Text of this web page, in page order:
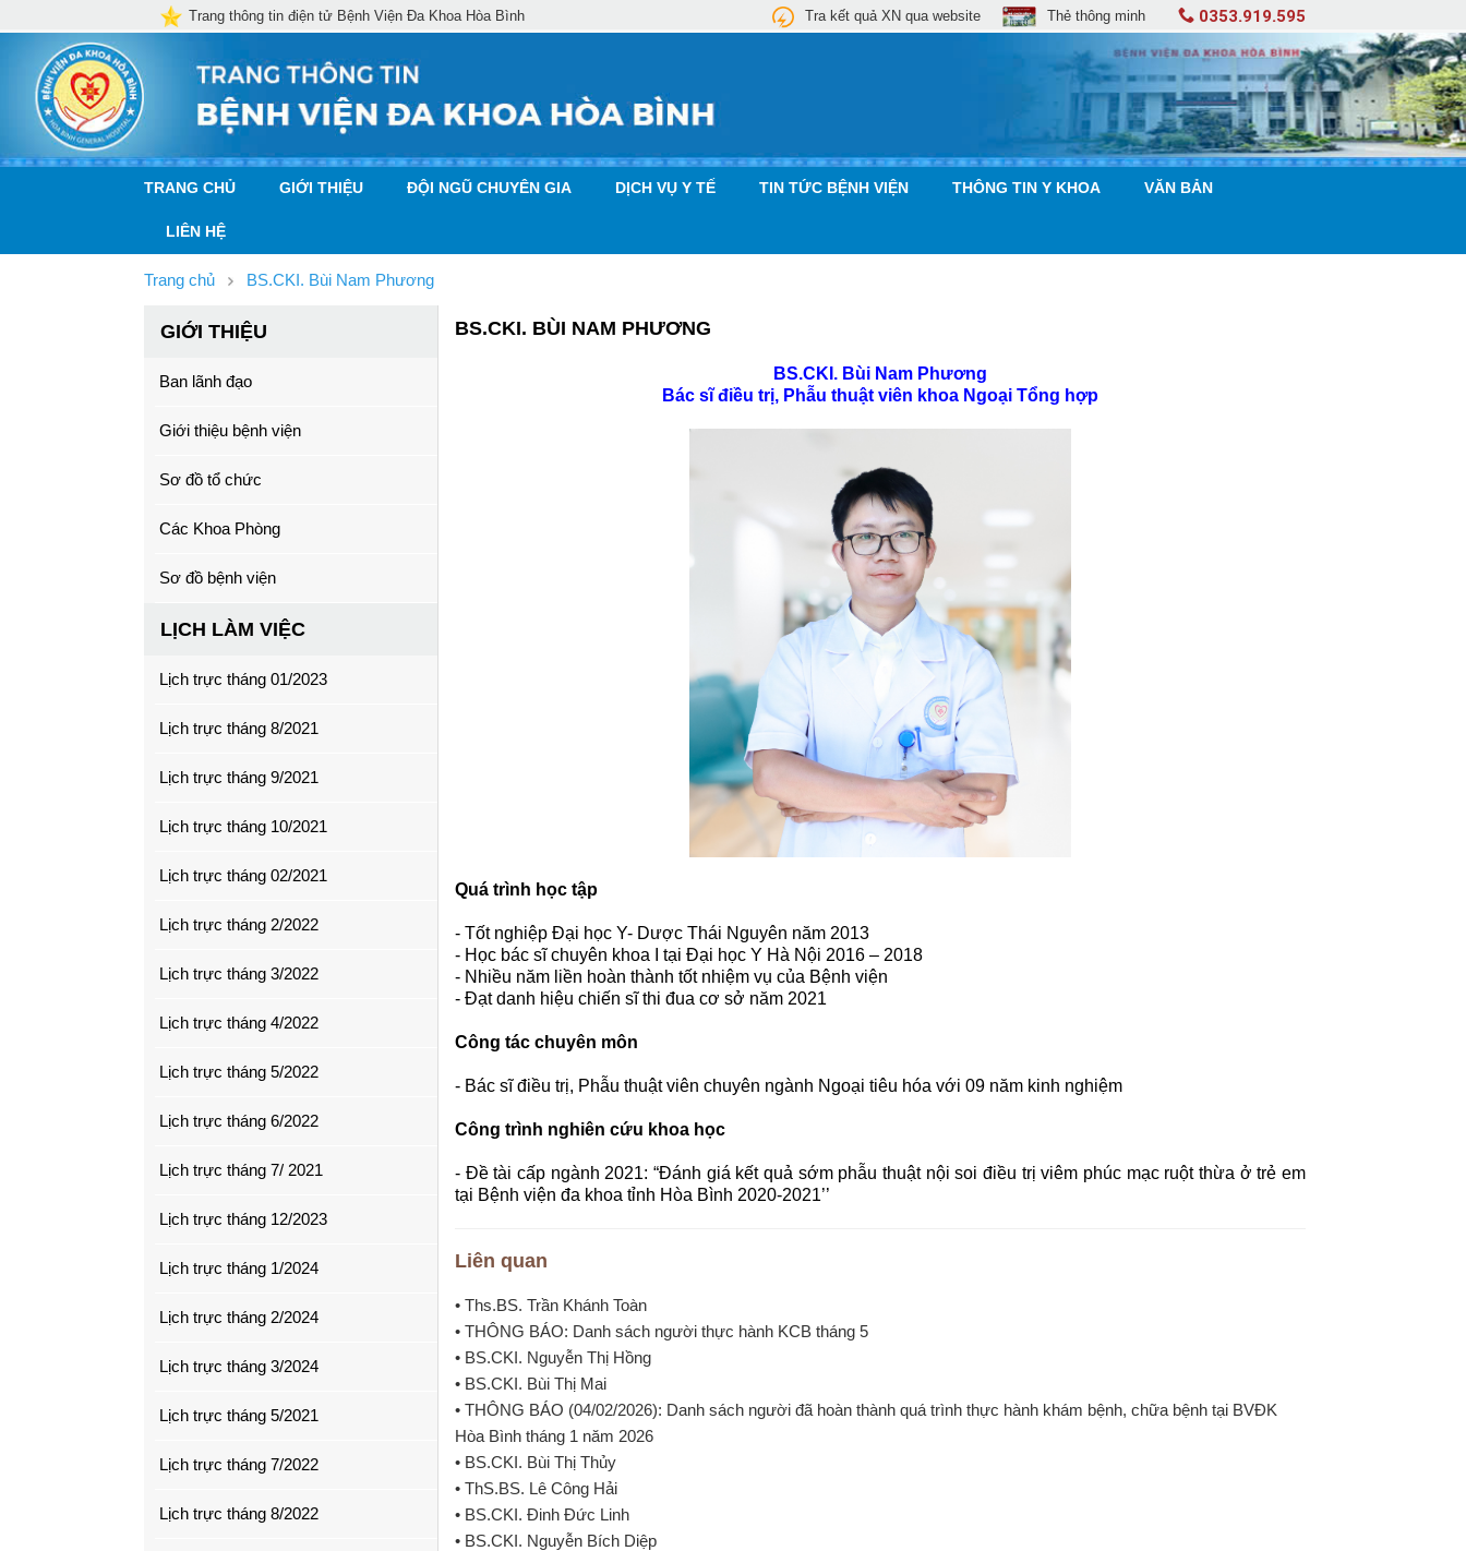
Trang thông tin điện tử Bệnh Viện Đa Khoa Hòa Bình 0353.919.595
Tra kết quả XN qua website Thẻ thông minh
TRANG CHỦ GIỚI THIỆU ĐỘI NGŨ CHUYÊN GIA DỊCH VỤ Y TẾ TIN TỨC BỆNH VIỆN THÔNG TIN Y KHOA VĂN BẢN
LIÊN HỆ
Trang chủ BS.CKI. Bùi Nam Phương
GIỚI THIỆU
Ban lãnh đạo
Giới thiệu bệnh viện
Sơ đồ tổ chức
Các Khoa Phòng
Sơ đồ bệnh viện
LỊCH LÀM VIỆC
Lịch trực tháng 01/2023
Lịch trực tháng 8/2021
Lịch trực tháng 9/2021
Lịch trực tháng 10/2021
Lịch trực tháng 02/2021
Lịch trực tháng 2/2022
Lịch trực tháng 3/2022
Lịch trực tháng 4/2022
Lịch trực tháng 5/2022
Lịch trực tháng 6/2022
Lịch trực tháng 7/ 2021
Lịch trực tháng 12/2023
Lịch trực tháng 1/2024
Lịch trực tháng 2/2024
Lịch trực tháng 3/2024
Lịch trực tháng 5/2021
Lịch trực tháng 7/2022
Lịch trực tháng 8/2022
BS.CKI. BÙI NAM PHƯƠNG
BS.CKI. Bùi Nam Phương
Bác sĩ điều trị, Phẫu thuật viên khoa Ngoại Tổng hợp
Quá trình học tập
- Tốt nghiệp Đại học Y- Dược Thái Nguyên năm 2013
- Học bác sĩ chuyên khoa I tại Đại học Y Hà Nội 2016 – 2018
- Nhiều năm liền hoàn thành tốt nhiệm vụ của Bệnh viện
- Đạt danh hiệu chiến sĩ thi đua cơ sở năm 2021
Công tác chuyên môn
- Bác sĩ điều trị, Phẫu thuật viên chuyên ngành Ngoại tiêu hóa với 09 năm kinh nghiệm
Công trình nghiên cứu khoa học
- Đề tài cấp ngành 2021: “Đánh giá kết quả sớm phẫu thuật nội soi điều trị viêm phúc mạc ruột thừa ở trẻ em
tại Bệnh viện đa khoa tỉnh Hòa Bình 2020-2021’’
Liên quan
• Ths.BS. Trần Khánh Toàn
• THÔNG BÁO: Danh sách người thực hành KCB tháng 5
• BS.CKI. Nguyễn Thị Hồng
• BS.CKI. Bùi Thị Mai
• THÔNG BÁO (04/02/2026): Danh sách người đã hoàn thành quá trình thực hành khám bệnh, chữa bệnh tại BVĐK
Hòa Bình tháng 1 năm 2026
• BS.CKI. Bùi Thị Thủy
• ThS.BS. Lê Công Hải
• BS.CKI. Đinh Đức Linh
• BS.CKI. Nguyễn Bích Diệp